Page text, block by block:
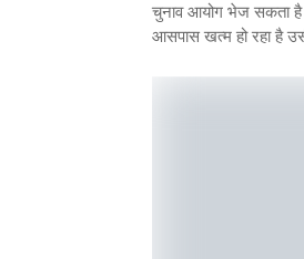
चुनाव आयोग भेज सकता
आसपास खत्म हो रहा है